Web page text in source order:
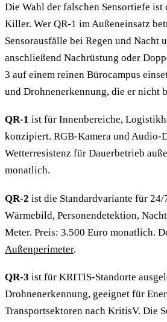
Die Wahl der falschen Sensortiefe ist
Killer. Wer QR-1 im Außeneinsatz
Sensorausfälle bei Regen und Nacht
anschließend Nachrüstung oder
3 auf einem reinen Bürocampus
und Drohnenerkennung, die er nicht
QR-1 ist für Innenbereiche,
konzipiert. RGB-Kamera und Audio-
Wetterresistenz für Dauerbetrieb
monatlich.
QR-2 ist die Standardvariante für
Wärmebild, Personendetektion,
Meter. Preis: 3.500 Euro monatlich.
Außenperimeter.
QR-3 ist für KRITIS-Standorte
Drohnenerkennung, geeignet für
Transportsektoren nach KritisV. Die